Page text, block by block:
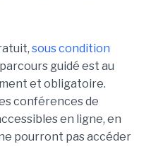
sous condition
guidé est au
et obligatoire.
conférences de
en ligne, en
pourront pas accéder